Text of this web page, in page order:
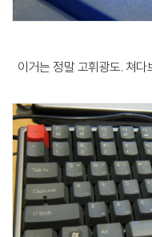
이거는 정말 고휘광도. 쳐